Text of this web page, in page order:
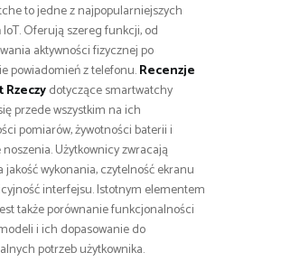
to jedne z najpopularniejszych
Oferują szereg funkcji, od
aktywności fizycznej po
powiadomień z telefonu.Recenzje
dotyczące smartwatchy
przede wszystkim na ich
pomiarów, żywotności baterii i
Użytkownicy zwracają
jakość wykonania, czytelność ekranu
interfejsu. Istotnym elementem
także porównanie funkcjonalności
i ich dopasowanie do
potrzeb użytkownika.